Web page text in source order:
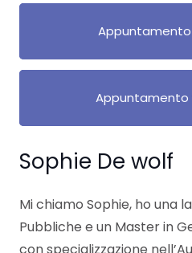
Sophie De wolf
Mi chiamo Sophie, ho una
Pubbliche e un Master in
con specializzazione
Appuntamento